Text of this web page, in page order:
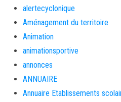
alertecyclonique
Aménagement du territoire
Animation
animationsportive
annonces
ANNUAIRE
Annuaire Etablissements